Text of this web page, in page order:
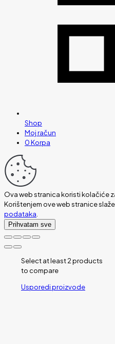
Shop
Moj račun
0Korpa
Ova web stranica koristi kolačiće
Korištenjem ove web stranice
podataka.
Prihvatam sve
Select at least 2 products
to compare
Usporedi proizvode